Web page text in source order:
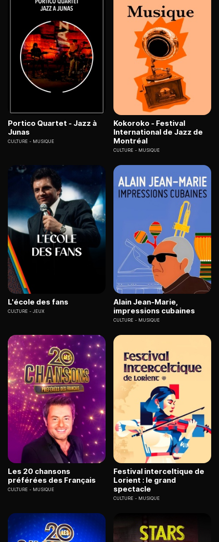
Portico Quartet - Jazz à
Junas
CULTURE MUSIQUE
Kokoroko - Festival
International de Jazz de
Montréal
CULTURE MUSIQUE
L'école des fans
CULTURE JEUX
Alain Jean-Marie,
impressions cubaines
CULTURE MUSIQUE
Les 20 chansons
préférées des Français
CULTURE MUSIQUE
Festival interceltique de
Lorient : le grand
spectacle
CULTURE MUSIQUE